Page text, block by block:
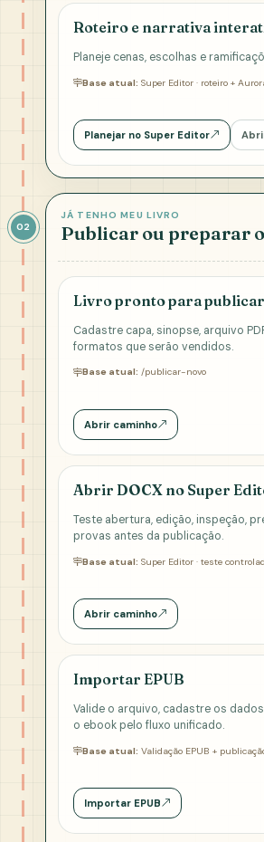
Roteiro e narrativa
Planeje cenas, escolhas e
Base atual: Super Editor · roteiro +
Planejar no Super Editor
02
JÁ TENHO MEU LIVRO
Publicar ou preparar
Livro pronto para publicar
Cadastre capa, sinopse, arquivo
formatos que serão vendidos.
Base atual: /publicar-novo
Abrir caminho
Abrir DOCX no Super
Teste abertura, edição, inspeção,
provas antes da publicação.
Base atual: Super Editor · teste
Abrir caminho
Importar EPUB
Valide o arquivo, cadastre os
o ebook pelo fluxo unificado.
Base atual: Validação EPUB +
Importar EPUB